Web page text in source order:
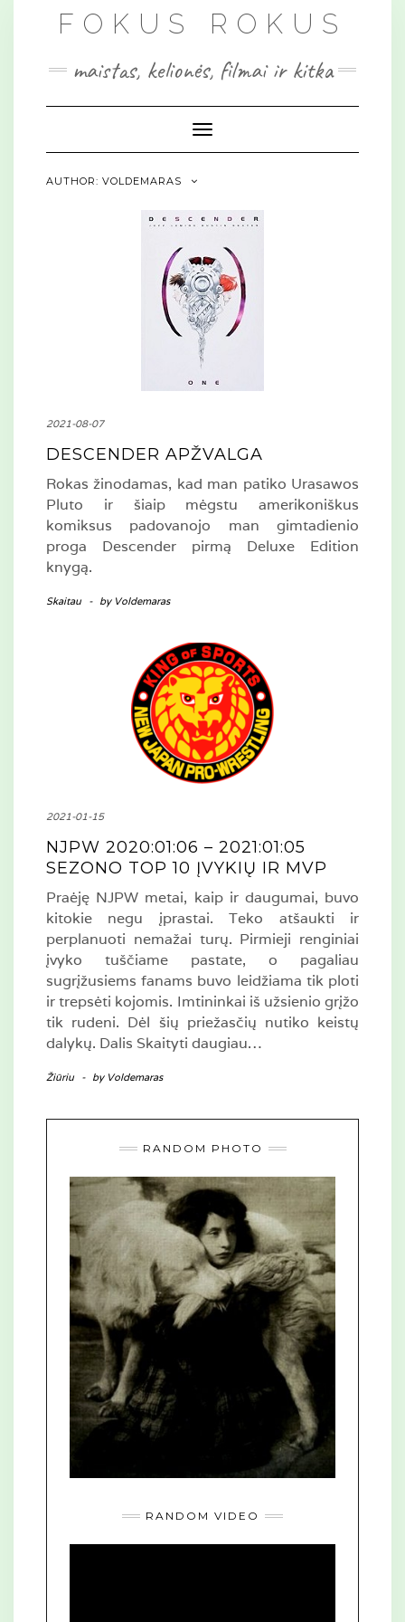
FOKUS ROKUS
maistas, kelionės, filmai ir kitka
Toggle Navigation
AUTHOR: VOLDEMARAS
2021-08-07
DESCENDER APŽVALGA
Rokas žinodamas, kad man patiko Urasawos
Pluto ir šiaip mėgstu amerikoniškus
komiksus padovanojo man gimtadienio
proga Descender pirmą Deluxe Edition
knygą.
Skaitau - by Voldemaras
2021-01-15
NJPW 2020:01:06 – 2021:01:05
SEZONO TOP 10 ĮVYKIŲ IR MVP
Praėję NJPW metai, kaip ir daugumai, buvo
kitokie negu įprastai. Teko atšaukti ir
perplanuoti nemažai turų. Pirmieji renginiai
įvyko tuščiame pastate, o pagaliau
sugrįžusiems fanams buvo leidžiama tik ploti
ir trepsėti kojomis. Imtininkai iš užsienio grįžo
tik rudeni. Dėl šių priežasčių nutiko keistų
dalykų. Dalis Skaityti daugiau…
Žiūriu - by Voldemaras
RANDOM PHOTO
RANDOM VIDEO